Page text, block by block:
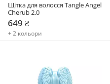
Щітка для волосся Tangle Angel
Cherub 2.0
649 ₴
+ 2 кольори